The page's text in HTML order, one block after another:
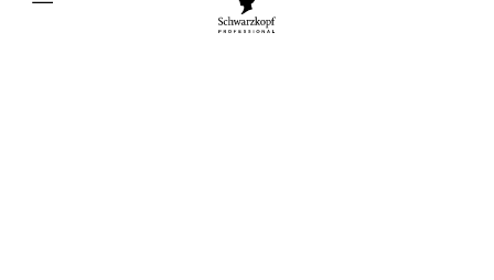
Mobile navigation